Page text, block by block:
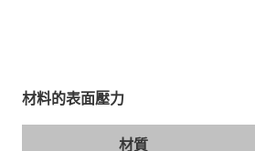
材料的表面壓力
材質